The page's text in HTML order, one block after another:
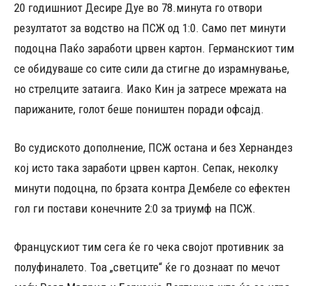
20 годишниот Десире Дуе во 78.минута го отвори
резултатот за водство на ПСЖ од 1:0. Само пет минути
подоцна Паќо заработи црвен картон. Германскиот тим
се обидуваше со сите сили да стигне до израмнување,
но стрелците затаига. Иако Кин ја затресе мрежата на
парижаните, голот беше поништен поради офсајд.
Во судиското дополнение, ПСЖ остана и без Хернандез
кој исто така заработи црвен картон. Сепак, неколку
минути подоцна, по брзата контра Дембеле со ефектен
гол ги постави конечните 2:0 за триумф на ПСЖ.
Францускиот тим сега ќе го чека својот противник за
полуфиналето. Тоа „светците“ ќе го дознаат по мечот